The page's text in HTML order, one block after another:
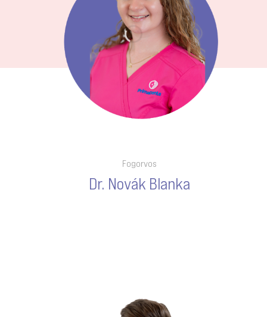
Hivatásom legnagyobb odaadással
művelem, mely során a
tökéletességre való törekvés és a
páciensek magabiztos, boldog
mosolya tölt el elégedettséggel.
Fogorvos
Dr. Novák Blanka